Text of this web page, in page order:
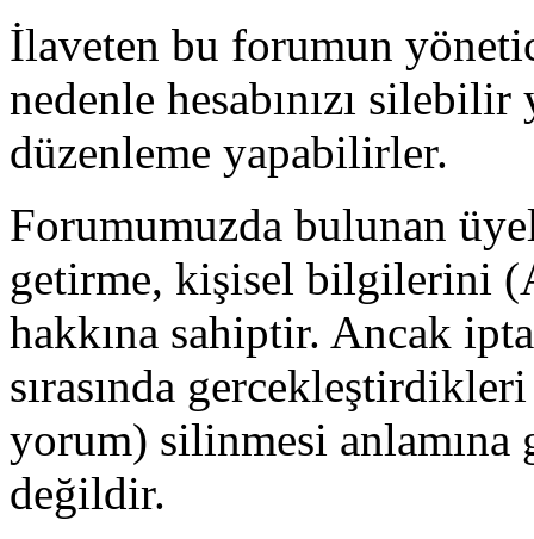
İlaveten bu forumun
nedenle hesabınızı silebilir
düzenleme yapabilirler.
Forumumuzda bulunan
getirme, kişisel bilgilerini
hakkına sahiptir. Ancak
sırasında
yorum) silinmesi anlamına
değildir.